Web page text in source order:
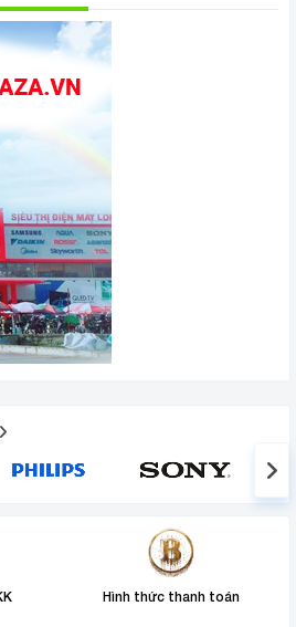
Hình thức thanh toán